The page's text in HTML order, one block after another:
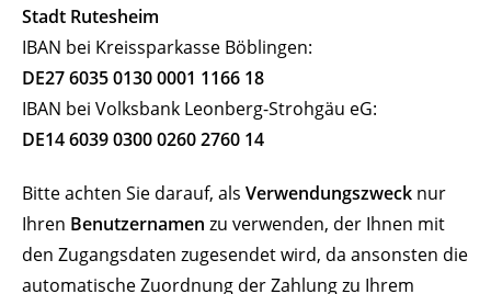
Stadt Rutesheim
IBAN bei Kreissparkasse Böblingen:
DE27 6035 0130 0001 1166 18
IBAN bei Volksbank Leonberg-Strohgäu eG:
DE14 6039 0300 0260 2760 14
Bitte achten Sie darauf, als Verwendungszweck nur
Ihren Benutzernamen zu verwenden, der Ihnen mit
den Zugangsdaten zugesendet wird, da ansonsten die
automatische Zuordnung der Zahlung zu Ihrem